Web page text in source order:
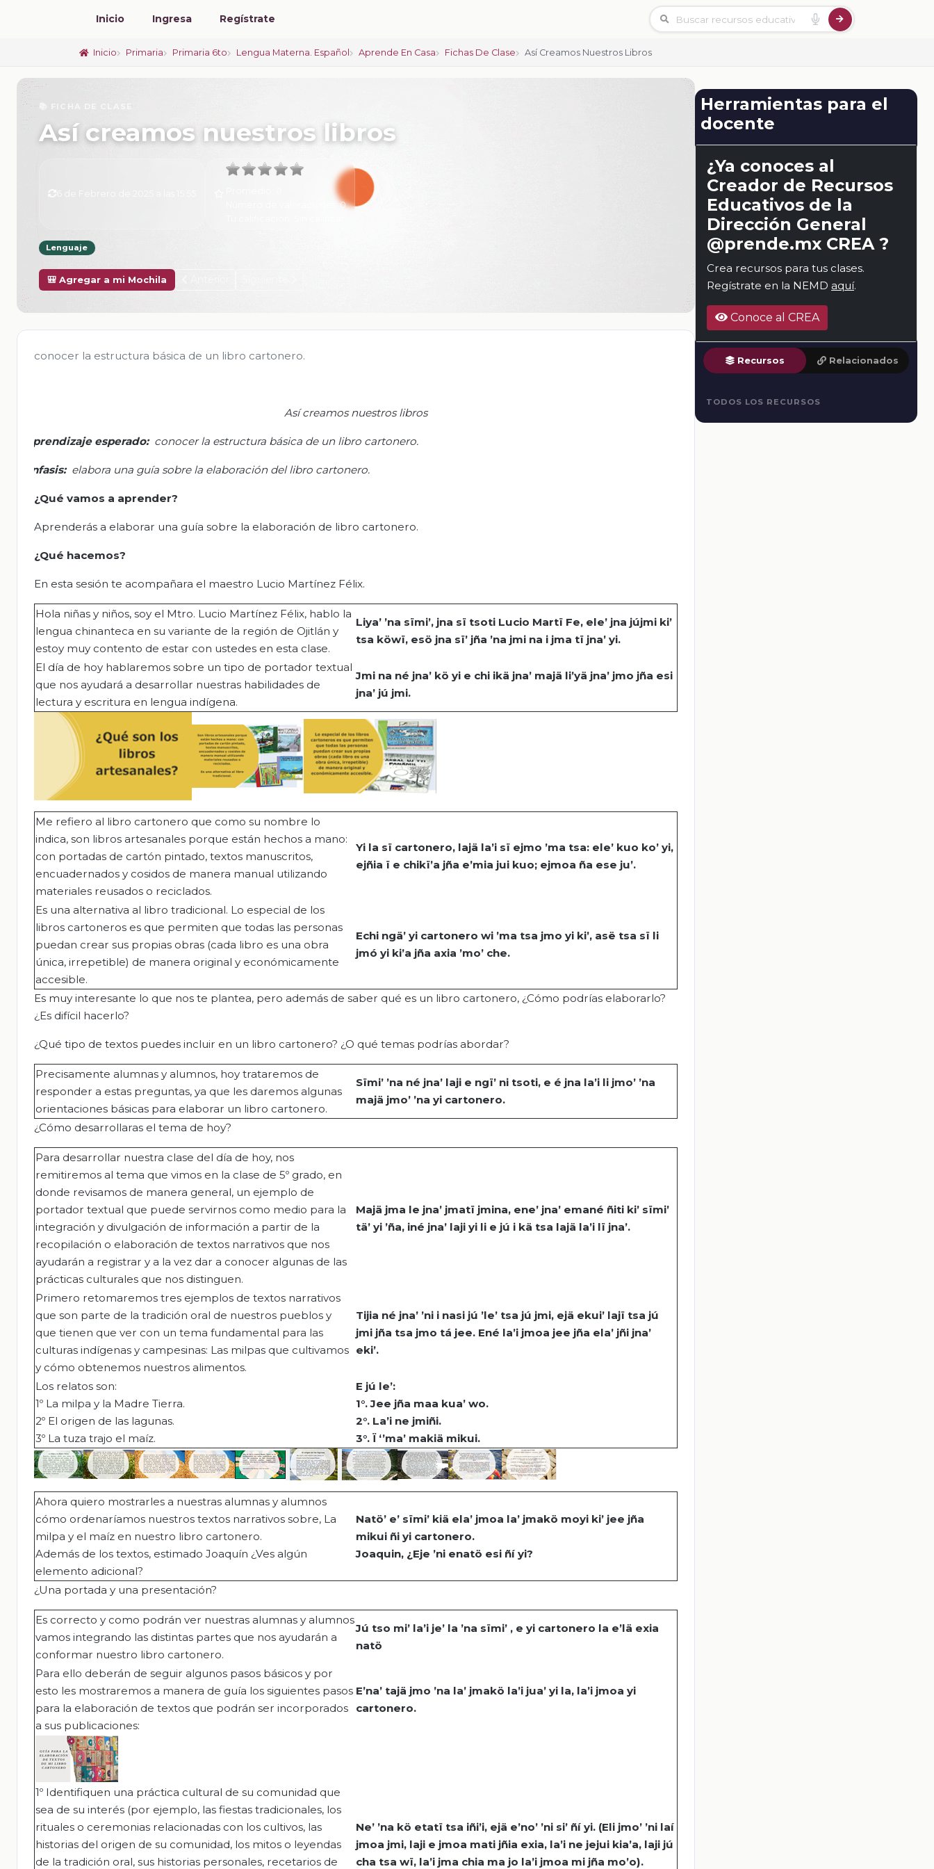
Inicio Ingresa Regístrate
Inicio Primaria Primaria 6to Lengua Materna. Español Aprende En Casa Fichas De Clase Así Creamos Nuestros Libros
📚 FICHA DE CLASE
Así creamos nuestros libros
Número de valoraciones:0
Lenguaje
🎒 Agregar a mi Mochila
conocer la estructura básica de un libro cartonero.
Así creamos nuestros libros
Aprendizaje esperado: conocer la estructura básica de un libro cartonero.
Énfasis: elabora una guía sobre la elaboración del libro cartonero.
¿Qué vamos a aprender?
Aprenderás a elaborar una guía sobre la elaboración de libro cartonero.
¿Qué hacemos?
En esta sesión te acompañara el maestro Lucio Martínez Félix.
Hola niñas y niños, soy el Mtro. Lucio Martínez Félix, hablo la
lengua chinanteca en su variante de la región de Ojitlán y
estoy muy contento de estar con ustedes en esta clase.
Liya’ ’na sïmi’, jna sï tsoti Lucio Martï Fe, ele’ jna jújmi ki’
tsa köwï, esö jna sï’ jña ’na jmi na i jma tï jna’ yi.
El día de hoy hablaremos sobre un tipo de portador textual
que nos ayudará a desarrollar nuestras habilidades de
lectura y escritura en lengua indígena.
Jmi na né jna’ kö yi e chi ikä jna’ majä li’yä jna’ jmo jña esi
jna’ jú jmi.
Me refiero al libro cartonero que como su nombre lo
indica, son libros artesanales porque están hechos a mano:
con portadas de cartón pintado, textos manuscritos,
encuadernados y cosidos de manera manual utilizando
materiales reusados o reciclados.
Yi la sï cartonero, lajä la’i sï ejmo ’ma tsa: ele’ kuo ko’ yi,
ejñia ï e chikï’a jña e’mia jui kuo; ejmoa ña ese ju’.
Es una alternativa al libro tradicional. Lo especial de los
libros cartoneros es que permiten que todas las personas
puedan crear sus propias obras (cada libro es una obra
única, irrepetible) de manera original y económicamente
accesible.
Echi ngä’ yi cartonero wi ’ma tsa jmo yi ki’, asë tsa sï li
jmó yi ki’a jña axia ’mo’ che.
Es muy interesante lo que nos te plantea, pero además de saber qué es un libro cartonero, ¿Cómo podrías elaborarlo?
¿Es difícil hacerlo?
¿Qué tipo de textos puedes incluir en un libro cartonero? ¿O qué temas podrías abordar?
Precisamente alumnas y alumnos, hoy trataremos de
responder a estas preguntas, ya que les daremos algunas
orientaciones básicas para elaborar un libro cartonero.
Sïmi’ ’na né jna’ laji e ngï’ ni tsoti, e é jna la’i li jmo’ ’na
majä jmo’ ’na yi cartonero.
¿Cómo desarrollaras el tema de hoy?
Para desarrollar nuestra clase del día de hoy, nos
remitiremos al tema que vimos en la clase de 5º grado, en
donde revisamos de manera general, un ejemplo de
portador textual que puede servirnos como medio para la
integración y divulgación de información a partir de la
recopilación o elaboración de textos narrativos que nos
ayudarán a registrar y a la vez dar a conocer algunas de las
prácticas culturales que nos distinguen.
Majä jma le jna’ jmatï jmina, ene’ jna’ emané ñiti ki’ sïmi’
tä’ yi ’ña, iné jna’ laji yi li e jú i kä tsa lajä la’i lï jna’.
Primero retomaremos tres ejemplos de textos narrativos
que son parte de la tradición oral de nuestros pueblos y
que tienen que ver con un tema fundamental para las
culturas indígenas y campesinas: Las milpas que cultivamos
y cómo obtenemos nuestros alimentos.
Tijia né jna’ ’ni i nasi jú ’le’ tsa jú jmi, ejä ekui’ lajï tsa jú
jmi jña tsa jmo tá jee. Ené la’i jmoa jee jña ela’ jñi jna’
eki’.
Los relatos son:
1º La milpa y la Madre Tierra.
2º El origen de las lagunas.
3º La tuza trajo el maíz.
E jú le’:
1°.Jee jña maa kua’ wo.
2°. La’i ne jmiñi.
3°. Ï ‘’ma’ makiä mikui.
Ahora quiero mostrarles a nuestras alumnas y alumnos
cómo ordenaríamos nuestros textos narrativos sobre, La
milpa y el maíz en nuestro libro cartonero.
Además de los textos, estimado Joaquín ¿Ves algún
elemento adicional?
Natö’ e’ sïmi’ kiä ela’ jmoa la’ jmakö moyi ki’ jee jña
mikui ñi yi cartonero.
Joaquin, ¿Eje ’ni enatö esi ñí yi?
¿Una portada y una presentación?
Es correcto y como podrán ver nuestras alumnas y alumnos
vamos integrando las distintas partes que nos ayudarán a
conformar nuestro libro cartonero.
Jú tso mi’ la’i je’ la ’na sïmi’ , e yi cartonero la e’lä exia
natö
Para ello deberán de seguir algunos pasos básicos y por
esto les mostraremos a manera de guía los siguientes pasos
para la elaboración de textos que podrán ser incorporados
a sus publicaciones:
E’na’ tajä jmo ’na la’ jmakö la’i jua’ yi la, la’i jmoa yi
cartonero.
1º Identifiquen una práctica cultural de su comunidad que
sea de su interés (por ejemplo, las fiestas tradicionales, los
rituales o ceremonias relacionadas con los cultivos, las
historias del origen de su comunidad, los mitos o leyendas
de la tradición oral, sus historias personales, recetarios de
Ne’ ’na kö etatï tsa iñi’i, ejä e’no’ ’ni si’ ñí yi. (Eli jmo’ ’ni laí
jmoa jmi, laji e jmoa mati jñia exia, la’i ne jejui kia’a, laji jú
cha tsa wï, la’i jma chia ma jo la’i jmoa mi jña mo’o).
Herramientas para el
docente
¿Ya conoces al
Creador de Recursos
Educativos de la
Dirección General
@prende.mx CREA ?
Crea recursos para tus clases.
Regístrate en la NEMD aquí.
Conoce al CREA
Recursos Relacionados
TODOS LOS RECURSOS